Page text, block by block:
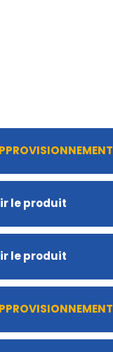
le produit
le produit